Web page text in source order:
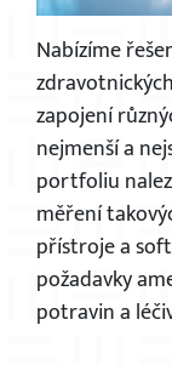
Nabízíme
zapojení
nejmenší a
portfoliu
měření
přístroje a
požadavky
potravin a